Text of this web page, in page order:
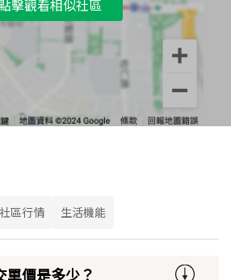
擊觀看相似社區
社區行情 生活機能
單價是多少？